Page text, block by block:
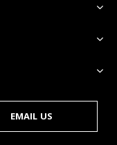
EMAIL US